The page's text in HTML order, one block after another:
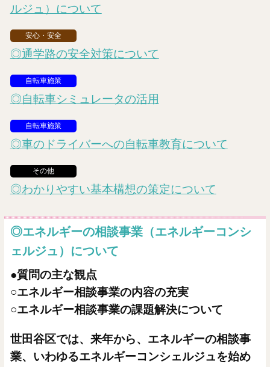
ルジュ）について
安心・安全
◎通学路の安全対策について
自転車施策
◎自転車シミュレータの活用
自転車施策
◎車のドライバーへの自転車教育について
その他
◎わかりやすい基本構想の策定について
◎エネルギーの相談事業（エネルギーコンシ
ェルジュ）について
●質問の主な観点
○エネルギー相談事業の内容の充実
○エネルギー相談事業の課題解決について
世田谷区では、来年から、エネルギーの相談事
業、いわゆるエネルギーコンシェルジュを始め